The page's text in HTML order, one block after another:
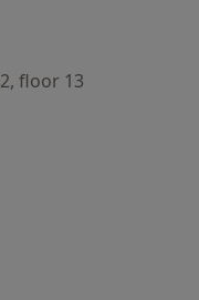
floor 13